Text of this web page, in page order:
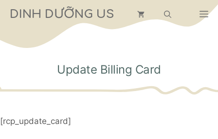
đến
dung
DINH DƯỠNG US
Update Billing Card
[rcp_update_card]